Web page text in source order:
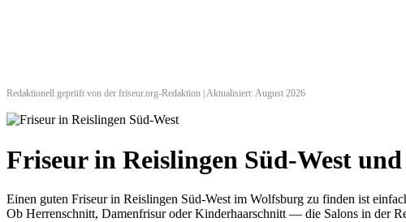
Redaktionell geprüft von der friseur.org-Redaktion | Aktualisiert: August 2026
Friseur in Reislingen Süd-West
Einen guten Friseur in Reislingen Süd-West im Wolfsburg zu finden ist
Ob Herrenschnitt, Damenfrisur oder Kinderhaarschnitt — die Salons in der